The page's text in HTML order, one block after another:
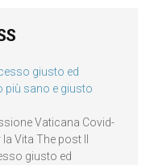
giusto ed
più sano e giusto
Vaticana Covid-
Vita The post Il
giusto ed